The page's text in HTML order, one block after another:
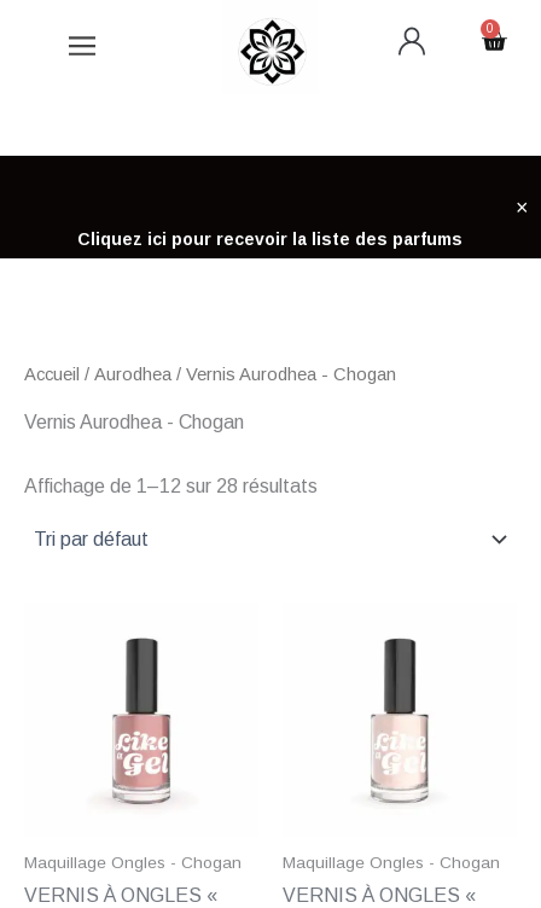
0
Cart
Cliquez ici pour recevoir la liste des parfums
×
Accueil / Aurodhea / Vernis Aurodhea - Chogan
Vernis Aurodhea - Chogan
Affichage de 1–12 sur 28 résultats
Maquillage Ongles - Chogan
VERNIS À ONGLES «
Maquillage Ongles - Chogan
VERNIS À ONGLES «